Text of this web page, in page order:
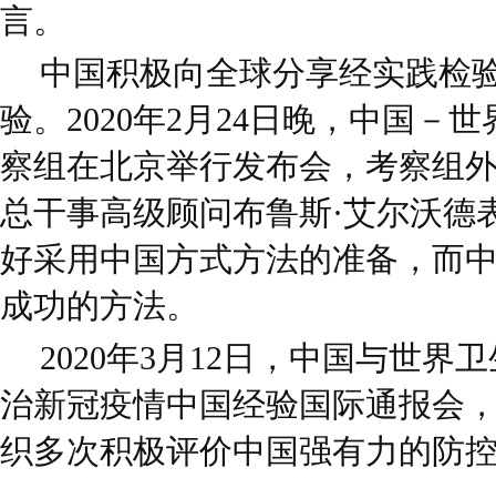
言。
中国积极向全球分享经实践检
验。2020年2月24日晚，中国－
察组在北京举行发布会，考察组
总干事高级顾问布鲁斯·艾尔沃德
好采用中国方式方法的准备，而
成功的方法。
2020年3月12日，中国与世界
治新冠疫情中国经验国际通报会
织多次积极评价中国强有力的防